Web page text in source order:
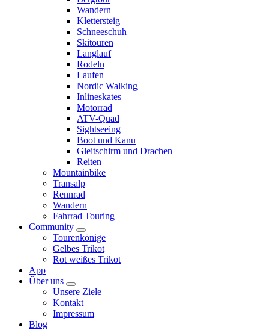
Wandern
Klettersteig
Schneeschuh
Skitouren
Langlauf
Rodeln
Laufen
Nordic Walking
Inlineskates
Motorrad
ATV-Quad
Sightseeing
Boot und Kanu
Gleitschirm und Drachen
Reiten
Mountainbike
Transalp
Rennrad
Wandern
Fahrrad Touring
Community
Tourenkönige
Gelbes Trikot
Rot weißes Trikot
App
Über uns
Unsere Ziele
Kontakt
Impressum
Blog